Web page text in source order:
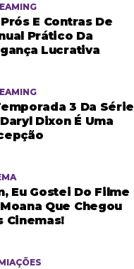
E Contras De
Prático Da
Lucrativa
3 Da Série
Dixon É Uma
Eu Gostei Do Filme
Que Chegou
Cinemas!